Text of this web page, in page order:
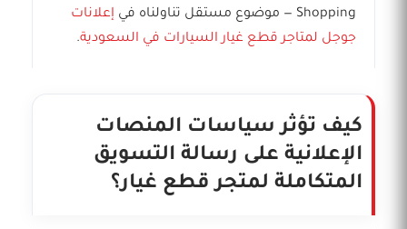
Shopping — موضوع مستقل تناولناه في
إعلانات
جوجل لمتاجر قطع غيار السيارات في السعودية.
كيف تؤثر سياسات المنصات
الإعلانية على رسالة التسويق
المتكاملة لمتجر قطع غيار؟